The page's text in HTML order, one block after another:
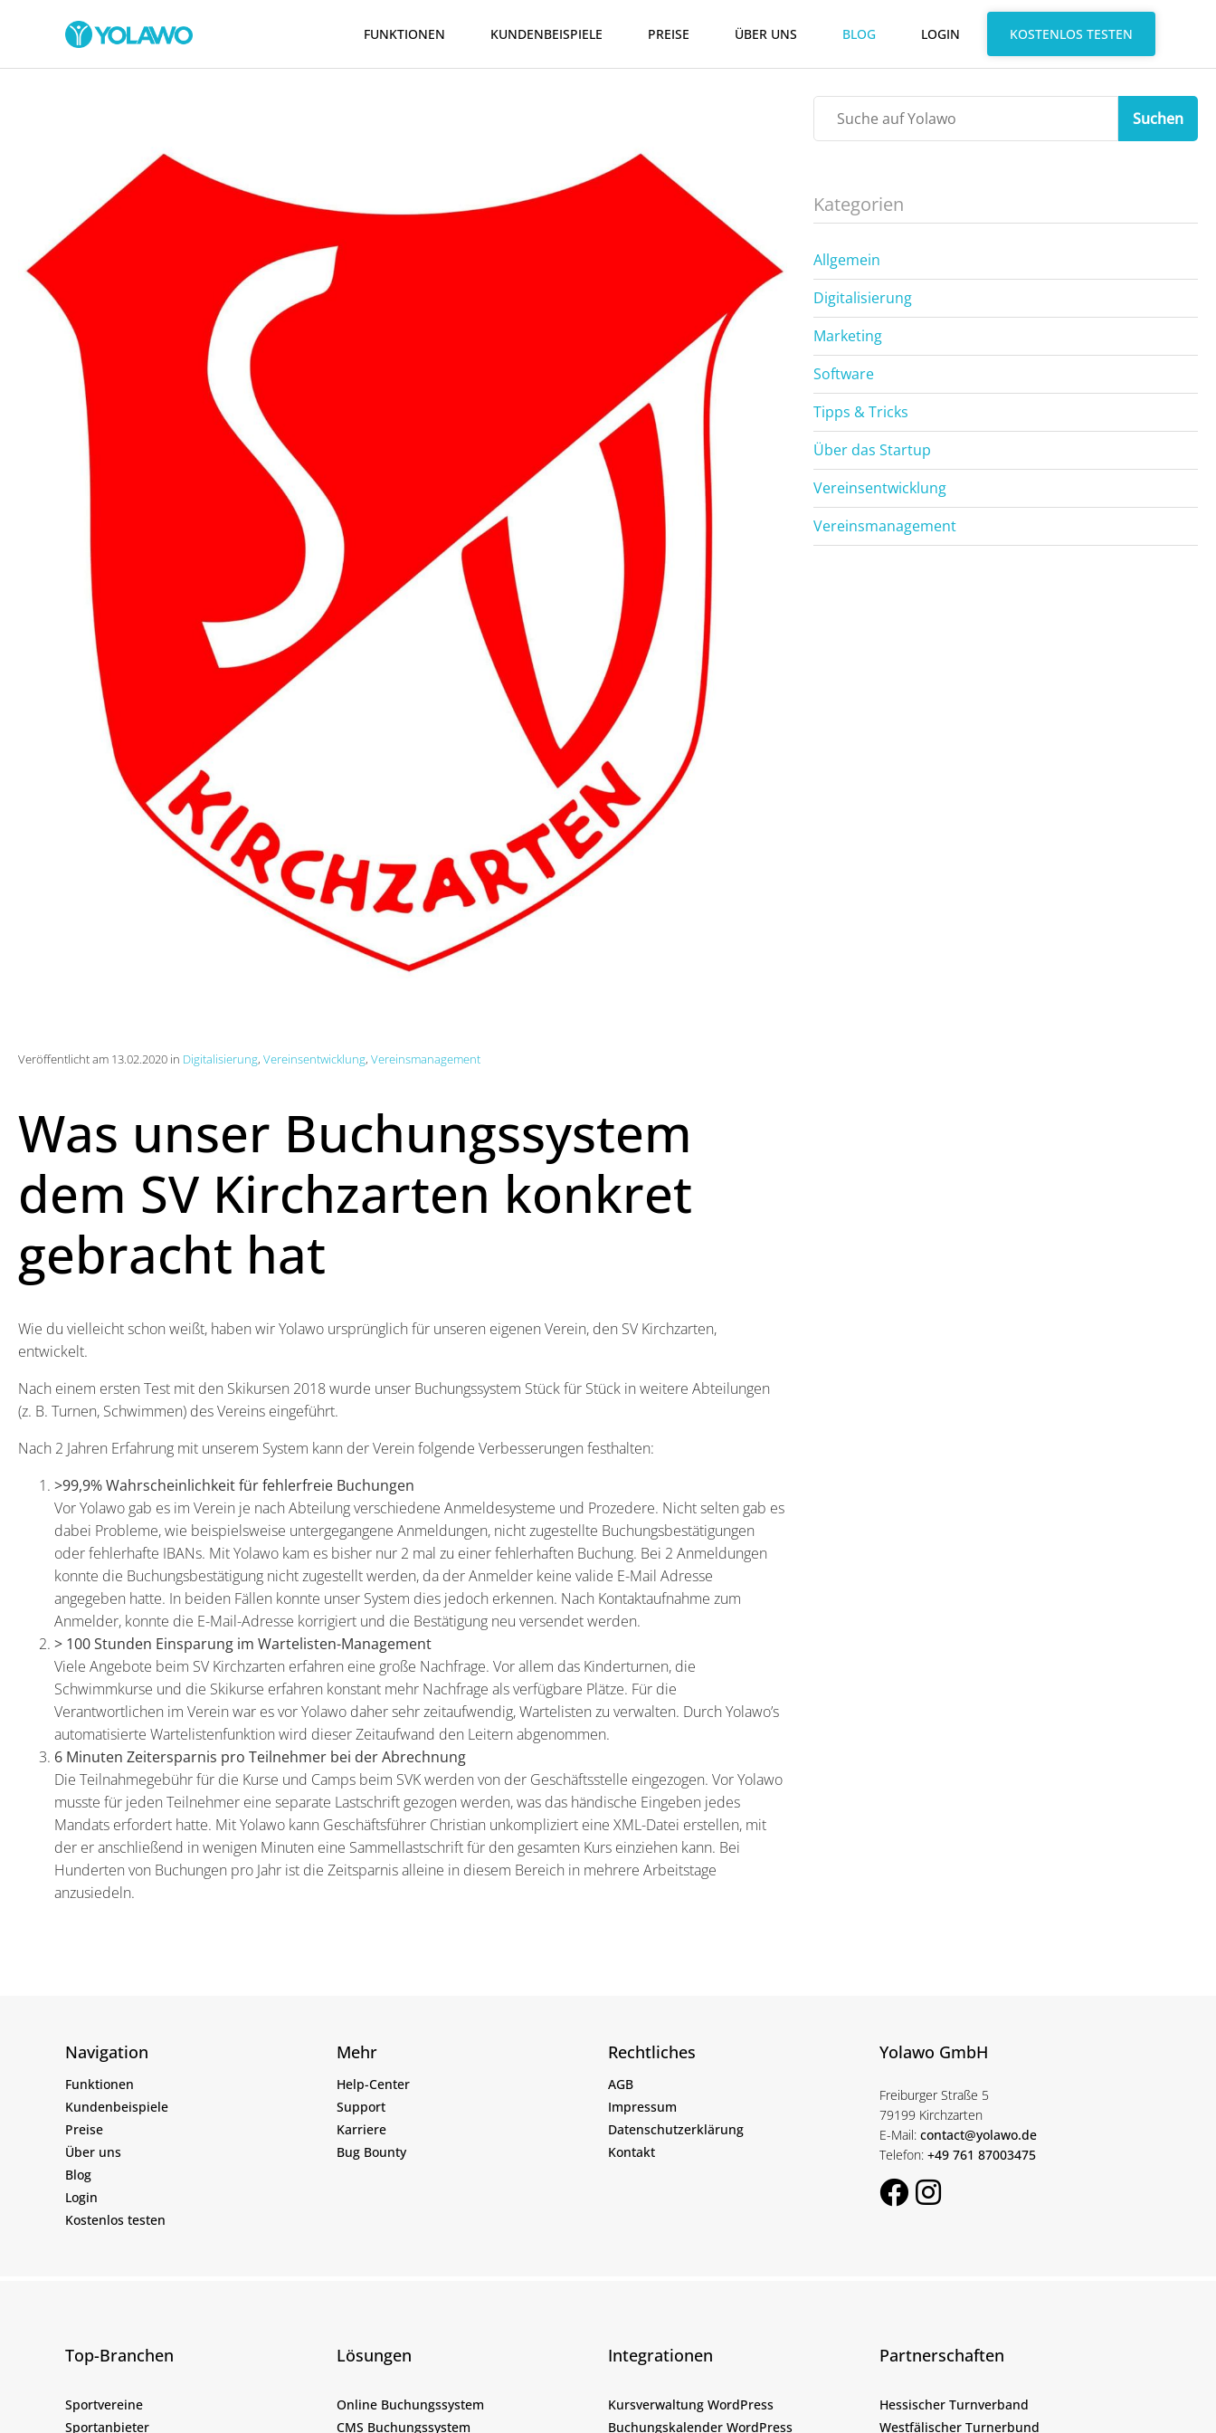
FUNKTIONEN KUNDENBEISPIELE PREISE ÜBER UNS BLOG LOGIN KOSTENLOS TESTEN
Veröffentlicht am 13.02.2020 in Digitalisierung, Vereinsentwicklung, Vereinsmanagement
Was unser Buchungssystem
dem SV Kirchzarten konkret
gebracht hat
Wie du vielleicht schon weißt, haben wir Yolawo ursprünglich für unseren eigenen Verein, den SV Kirchzarten,
entwickelt.
Nach einem ersten Test mit den Skikursen 2018 wurde unser Buchungssystem Stück für Stück in weitere Abteilungen
(z. B. Turnen, Schwimmen) des Vereins eingeführt.
Nach 2 Jahren Erfahrung mit unserem System kann der Verein folgende Verbesserungen festhalten:
>99,9% Wahrscheinlichkeit für fehlerfreie Buchungen
Vor Yolawo gab es im Verein je nach Abteilung verschiedene Anmeldesysteme und Prozedere. Nicht selten gab es
dabei Probleme, wie beispielsweise untergegangene Anmeldungen, nicht zugestellte Buchungsbestätigungen
oder fehlerhafte IBANs. Mit Yolawo kam es bisher nur 2 mal zu einer fehlerhaften Buchung. Bei 2 Anmeldungen
konnte die Buchungsbestätigung nicht zugestellt werden, da der Anmelder keine valide E-Mail Adresse
angegeben hatte. In beiden Fällen konnte unser System dies jedoch erkennen. Nach Kontaktaufnahme zum
Anmelder, konnte die E-Mail-Adresse korrigiert und die Bestätigung neu versendet werden.
> 100 Stunden Einsparung im Wartelisten-Management
Viele Angebote beim SV Kirchzarten erfahren eine große Nachfrage. Vor allem das Kinderturnen, die
Schwimmkurse und die Skikurse erfahren konstant mehr Nachfrage als verfügbare Plätze. Für die
Verantwortlichen im Verein war es vor Yolawo daher sehr zeitaufwendig, Wartelisten zu verwalten. Durch Yolawo’s
automatisierte Wartelistenfunktion wird dieser Zeitaufwand den Leitern abgenommen.
6 Minuten Zeitersparnis pro Teilnehmer bei der Abrechnung
Die Teilnahmegebühr für die Kurse und Camps beim SVK werden von der Geschäftsstelle eingezogen. Vor Yolawo
musste für jeden Teilnehmer eine separate Lastschrift gezogen werden, was das händische Eingeben jedes
Mandats erfordert hatte. Mit Yolawo kann Geschäftsführer Christian unkompliziert eine XML-Datei erstellen, mit
der er anschließend in wenigen Minuten eine Sammellastschrift für den gesamten Kurs einziehen kann. Bei
Hunderten von Buchungen pro Jahr ist die Zeitsparnis alleine in diesem Bereich in mehrere Arbeitstage
anzusiedeln.
Suchen
Kategorien
Allgemein
Digitalisierung
Marketing
Software
Tipps & Tricks
Über das Startup
Vereinsentwicklung
Vereinsmanagement
Navigation
Funktionen
Kundenbeispiele
Preise
Über uns
Blog
Login
Kostenlos testen
Mehr
Help-Center
Support
Karriere
Bug Bounty
Rechtliches
AGB
Impressum
Datenschutzerklärung
Kontakt
Yolawo GmbH
Freiburger Straße 5
79199 Kirchzarten
E-Mail: contact@yolawo.de
Telefon: +49 761 87003475
Top-Branchen
Sportvereine
Sportanbieter
Lösungen
Online Buchungssystem
CMS Buchungssystem
Integrationen
Kursverwaltung WordPress
Buchungskalender WordPress
Partnerschaften
Hessischer Turnverband
Westfälischer Turnerbund